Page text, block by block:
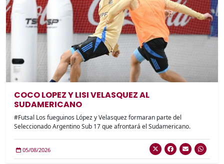
COCO LOPEZ Y LISI VELASQUEZ AL
SUDAMERICANO
#Futsal Los fueguinos López y Velasquez formaran parte del
Seleccionado Argentino Sub 17 que afrontará el Sudamericano.
05/08/2026